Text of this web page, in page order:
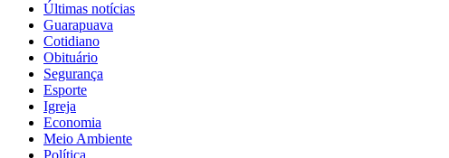
Últimas notícias
Guarapuava
Cotidiano
Obituário
Segurança
Esporte
Igreja
Economia
Meio Ambiente
Política